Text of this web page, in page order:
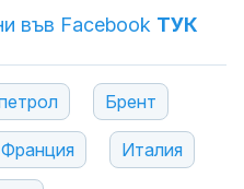
във Facebook ТУК
Брент
Франция Италия